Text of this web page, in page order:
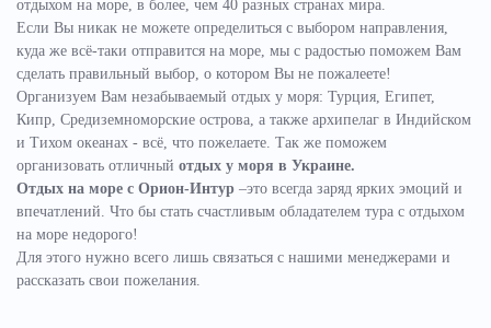
отдыхом на море, в более, чем 40 разных странах мира.
Если Вы никак не можете определиться с выбором направления,
куда же всё-таки отправится на море, мы с радостью поможем Вам
сделать правильный выбор, о котором Вы не пожалеете!
Организуем Вам незабываемый отдых у моря: Турция, Египет,
Кипр, Средиземноморские острова, а также архипелаг в Индийском
и Тихом океанах - всё, что пожелаете. Так же поможем
организовать отличный отдых у моря в Украине.
Отдых на море с Орион-Интур –это всегда заряд ярких эмоций и
впечатлений. Что бы стать счастливым обладателем тура с отдыхом
на море недорого!
Для этого нужно всего лишь связаться с нашими менеджерами и
рассказать свои пожелания.